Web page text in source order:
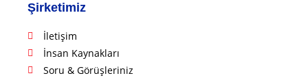
Şirketimiz
İletişim
İnsan Kaynakları
Soru & Görüşleriniz